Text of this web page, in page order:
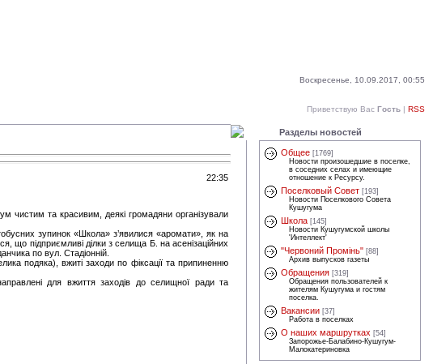
Воскресенье, 10.09.2017, 00:55
Приветствую Вас Гость | RSS
22:35
та красивим, деякі громадяни організували
зупинок «Школа» з’явилися «аромати», як на
що підприємливі ділки з селища Б. на асенізаційних
по вул. Стадіонній.
подяка), вжиті заходи по фіксації та припиненню
для вжиття заходів до селищної ради та
Разделы новостей
Общее [1769]
Новости произошедшие в поселке,
в соседних селах и имеющие
отношение к Ресурсу.
Поселковый Совет [193]
Новости Поселкового Совета
Кушугума
Школа [145]
Новости Кушугумской школы
'Интеллект'
"Червоний Промінь" [88]
Архив выпусков газеты
Обращения [319]
Обращения пользователей к
жителям Кушугума и гостям
поселка.
Вакансии [37]
Работа в поселках
О наших маршрутках [54]
Запорожье-Балабино-Кушугум-
Малокатериновка